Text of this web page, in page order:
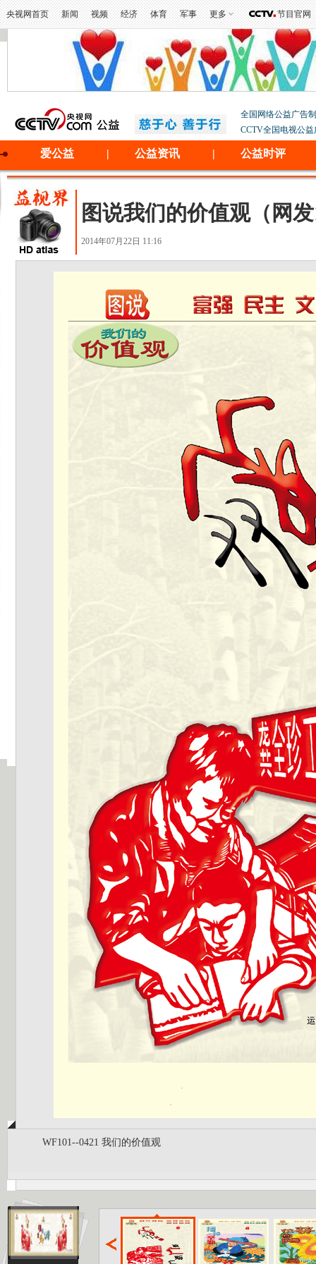
央视网首页 新闻 视频 经济 体育 军事 更多 节目官网
全国网络公益广告
CCTV全国电视公
爱公益 | 公益资讯 | 公益时评
图说我们的价值观（网
2014年07月22日 11:16
WF101--0421 我们的价值观